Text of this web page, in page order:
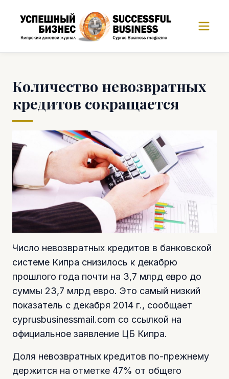
Количество невозвратных
кредитов сокращается
Число невозвратных кредитов в банковской
системе Кипра снизилось к декабрю
прошлого года почти на 3,7 млрд евро до
суммы 23,7 млрд евро. Это самый низкий
показатель с декабря 2014 г., сообщает
cyprusbusinessmail.com со ссылкой на
официальное заявление ЦБ Кипра.
Доля невозвратных кредитов по-прежнему
держится на отметке 47% от общего